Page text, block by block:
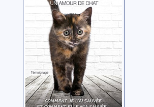
Haddon, Celia